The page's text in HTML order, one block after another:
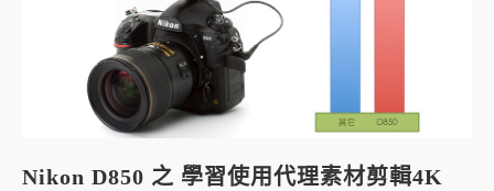
Nikon D850 之 學習使用代理素材剪輯4K